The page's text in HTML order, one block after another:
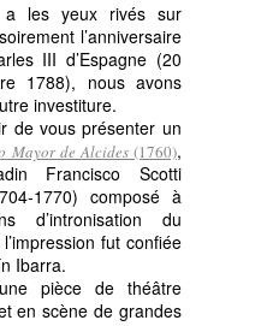
les yeux rivés sur
l’anniversaire
III d’Espagne (20
1788), nous avons
investiture.
de vous présenter un
Mayor de Alcides(1760),
Francisco Scotti
1770) composé à
d’intronisation du
fut confiée
Ibarra.
pièce de théâtre
en scène de grandes